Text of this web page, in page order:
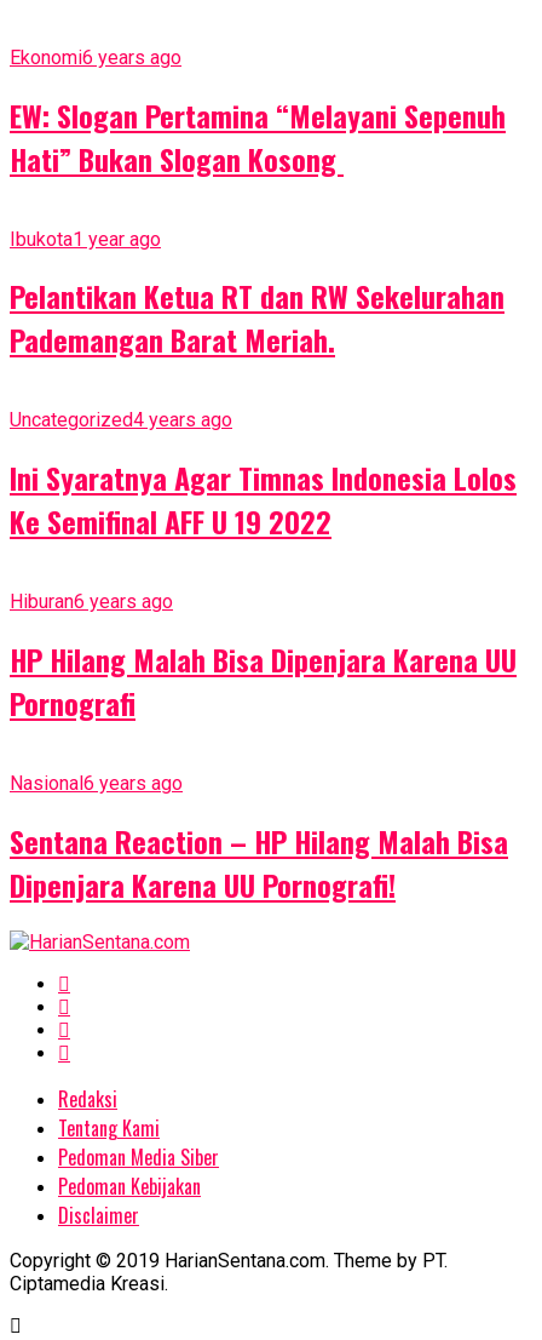
Ekonomi6 years ago
EW: Slogan Pertamina “Melayani Sepenuh
Hati” Bukan Slogan Kosong
Ibukota1 year ago
Pelantikan Ketua RT dan RW Sekelurahan
Pademangan Barat Meriah.
Uncategorized4 years ago
Ini Syaratnya Agar Timnas Indonesia Lolos
Ke Semifinal AFF U 19 2022
Hiburan6 years ago
HP Hilang Malah Bisa Dipenjara Karena UU
Pornografi
Nasional6 years ago
Sentana Reaction – HP Hilang Malah Bisa
Dipenjara Karena UU Pornografi!
Redaksi
Tentang Kami
Pedoman Media Siber
Pedoman Kebijakan
Disclaimer
Copyright © 2019 HarianSentana.com. Theme by PT.
Ciptamedia Kreasi.